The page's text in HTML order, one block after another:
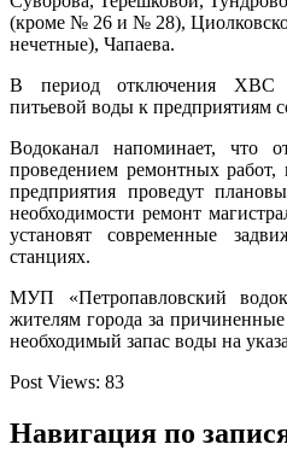
(кроме № 26 и № 28),
нечетные), Чапаева.
В период отключения ХВС
питьевой воды к предприятиям
Водоканал напоминает, что
проведением ремонтных работ,
предприятия проведут
необходимости ремонт
установят современные
станциях.
МУП «Петропавловский
жителям города за причиненные
необходимый запас воды на
Post Views: 83
Навигация по